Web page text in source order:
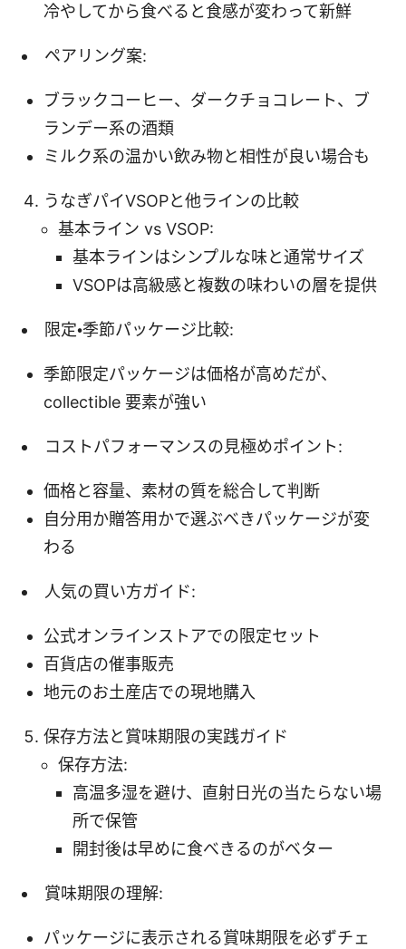
冷やしてから食べると食感が変わって新鮮
ペアリング案:
ブラックコーヒー、ダークチョコレート、ブ
ランデー系の酒類
ミルク系の温かい飲み物と相性が良い場合も
うなぎパイVSOPと他ラインの比較
基本ライン vs VSOP:
基本ラインはシンプルな味と通常サイズ
VSOPは高級感と複数の味わいの層を提供
限定・季節パッケージ比較:
季節限定パッケージは価格が高めだが、
collectible 要素が強い
コストパフォーマンスの見極めポイント:
価格と容量、素材の質を総合して判断
自分用か贈答用かで選ぶべきパッケージが変
わる
人気の買い方ガイド:
公式オンラインストアでの限定セット
百貨店の催事販売
地元のお土産店での現地購入
保存方法と賞味期限の実践ガイド
保存方法:
高温多湿を避け、直射日光の当たらない場
所で保管
開封後は早めに食べきるのがベター
賞味期限の理解:
パッケージに表示される賞味期限を必ずチェ